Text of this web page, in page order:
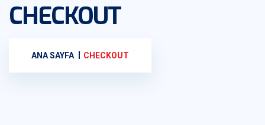
CHECKOUT
ANA SAYFA CHECKOUT